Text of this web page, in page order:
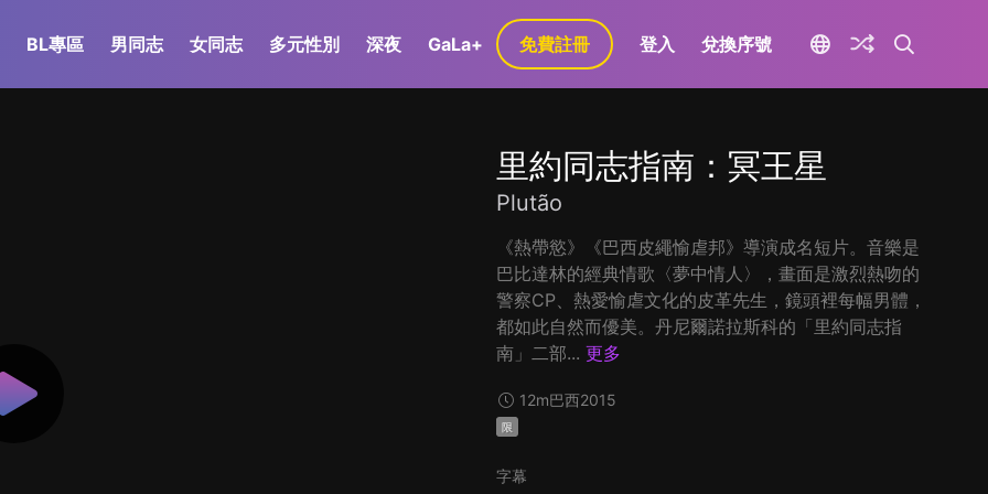
BL專區 男同志 女同志 多元性別 深夜 GaLa+ 免費註冊 登入 兌換序號
里約同志指南：冥王星
Plutão
《熱帶慾》《巴西皮繩愉虐邦》導演成名短片。音樂是
巴比達林的經典情歌〈夢中情人〉，畫面是激烈熱吻的
警察CP、熱愛愉虐文化的皮革先生，鏡頭裡每幅男體，
都如此自然而優美。丹尼爾諾拉斯科的「里約同志指
南」二部... 更多
12m巴西2015
限
字幕